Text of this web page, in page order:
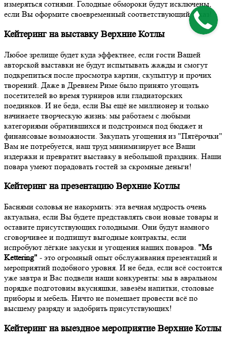
измеряться сотнями. Голодные обмороки будут исключены,
если Вы оформите своевременный соответствующий заказ!
Кейтеринг на выставку Верхние Котлы
Любое зрелище будет куда эффектнее, если гости Вашей
авторской выставки не будут испытывать жажды и смогут
подкрепиться после просмотра картин, скульптур и прочих
творений. Даже в Древнем Риме было принято угощать
посетителей во время турниров или гладиаторских
поединков. И не беда, если Вы ещё не миллионер и только
начинаете творческую жизнь: мы работаем с любыми
категориями обратившихся и подстроимся под бюджет и
финансовые возможности. Закупать угощения из "Пятёрочки"
Вам не потребуется, наш труд минимизирует все Ваши
издержки и превратит выставку в небольшой праздник. Наши
повара умеют порадовать гостей за скромные деньги!
Кейтеринг на презентацию Верхние Котлы
Баснями соловья не накормить: эта вечная мудрость очень
актуальна, если Вы будете представлять свои новые товары и
оставите присутствующих голодными. Они будут намного
сговорчивее и подпишут выгодные контракты, если
испробуют лёгкие закуски и угощения наших поваров. "Ms
Kettering" - это огромный опыт обслуживания презентаций и
мероприятий подобного уровня. И не беда, если всё состоится
уже завтра и Вас подвели наши конкуренты: мы в авральном
порядке подготовим вкусняшки, завезём напитки, столовые
приборы и мебель. Ничто не помешает провести всё по
высшему разряду и задобрить присутствующих!
Кейтеринг на выездное мероприятие Верхние Котлы